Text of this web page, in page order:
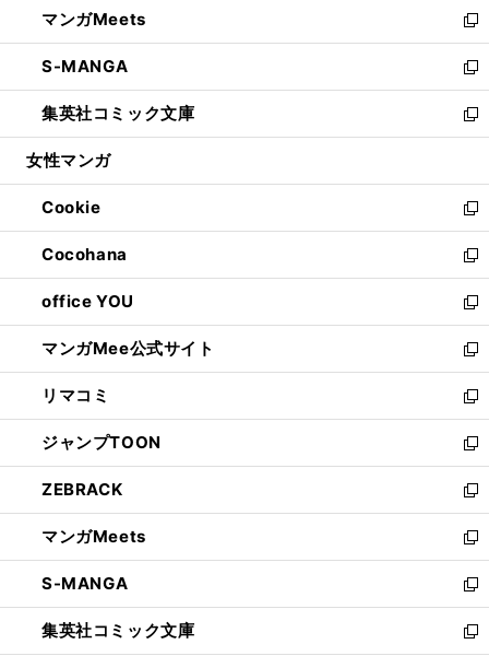
く
で
開
く
ド
ウ
で
開
く
ィ
ン
ド
ウ
で
開
い
ウ
ィ
ン
ド
ウ
開
く
マンガMeets
新
し
い
ウ
ィ
ン
ウ
で
開
く
S-MANGA
新
し
い
ウ
ン
ド
ウ
で
開
く
集英社コミック文庫
新
し
ウ
ィ
ン
ド
ウ
で
開
く
女性マンガ
Cookie
新
し
い
ウ
ィ
ン
ド
ウ
で
開
く
Cocohana
新
し
い
ウ
ィ
ン
ド
ウ
で
開
く
office YOU
新
し
い
ウ
ィ
ン
ド
ウ
で
開
く
マンガMee公式サイト
新
し
い
ウ
ィ
ン
ド
ウ
で
開
く
リマコミ
新
し
い
ウ
ィ
ン
ド
ウ
で
開
く
ジャンプTOON
新
し
い
ウ
ィ
ン
ド
ウ
で
ZEBRACK
新
し
い
ウ
ィ
ン
ド
マンガMeets
新
し
い
ウ
ィ
S-MANGA
新
し
い
集英社コミック文庫
新